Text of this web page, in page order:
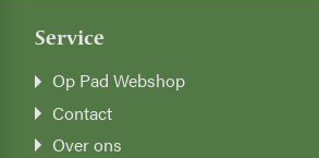
Service
Op Pad Webshop
Contact
Over ons